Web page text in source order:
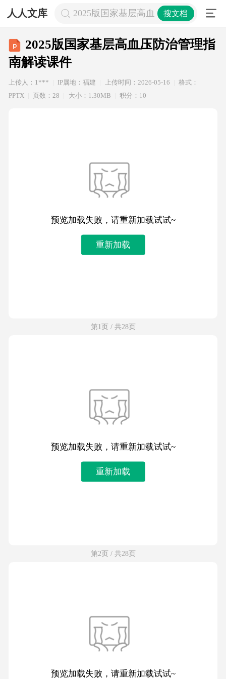
人人文库 2025版国家基层高血压防治管理指南
搜文档
2025版国家基层高血压防治管理指
南解读课件
上传人：1*** IP属地：福建 上传时间：2026-05-16
格式：
PPTX
页数：28 大小：1.30MB 积分：10
预览加载失败，请重新加载试试~
重新加载
第1页 / 共28页
预览加载失败，请重新加载试试~
重新加载
第2页 / 共28页
预览加载失败，请重新加载试试~